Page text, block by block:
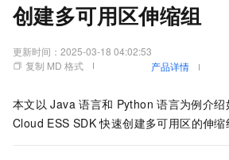
创建多可用区伸缩组
更新时间： 2025-03-18 04:02:53
复制 MD 格式
产品详情
本文以 Java 语言和 Python 语言为例介绍
Cloud ESS SDK 快速创建多可用区的伸缩